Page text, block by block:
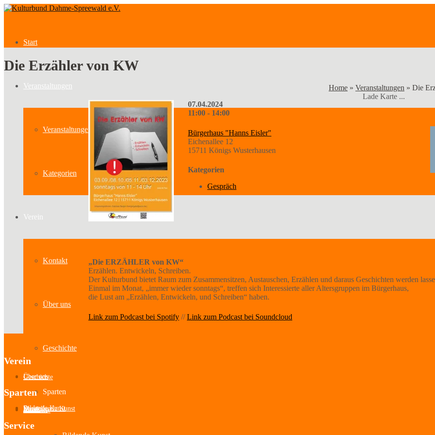
Start
Veranstaltungen
Veranstaltungen
Kategorien
Verein
Kontakt
Über uns
Geschichte
Sparten
Die Erzähler von KW
Home » Veranstaltungen » Die
Lade Karte ...
07.04.2024
11:00 - 14:00
Bürgerhaus "Hanns Eisler"
Eichenallee 12
15711 Königs Wusterhausen
Kategorien
Gespräch
„Die ERZÄHLER von KW“
Erzählen. Entwickeln, Schreiben.
Der Kulturbund bietet Raum zum Zusammensitzen, Austauschen, Erzählen und daraus Geschichten werden
Einmal im Monat, „immer wieder sonntags“, treffen sich Interessierte aller Altersgruppen im Bürgerhaus,
die Lust am „Erzählen, Entwickeln, und Schreiben“ haben.
Link zum Podcast bei Spotify //Link zum Podcast bei Soundcloud
Verein
Über uns
Geschichte
Sparten
Bildende Kunst
Darstellende Kunst
Musik
Literatur
Aussteller
Service